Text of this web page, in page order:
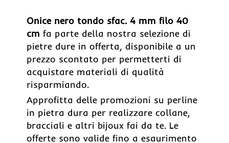
-47%
Onice nero tondo sfac. 4 mm filo 40
cm fa parte della nostra selezione di
pietre dure in offerta, disponibile a un
prezzo scontato per permetterti di
acquistare materiali di qualità
risparmiando.
Approfitta delle promozioni su perline
in pietra dura per realizzare collane,
bracciali e altri bijoux fai da te. Le
offerte sono valide fino a esaurimento